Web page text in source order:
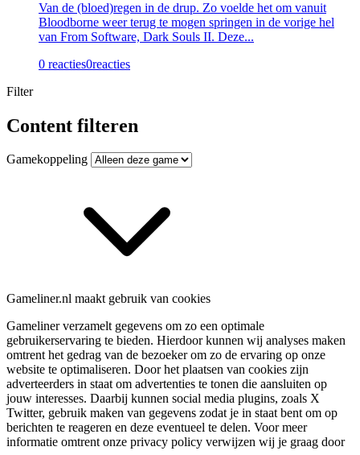
Van de (bloed)regen in de drup. Zo voelde het om vanuit
Bloodborne weer terug te mogen springen in de vorige hel
van From Software, Dark Souls II. Deze...
0 reacties0reacties
Filter
Content filteren
Gamekoppeling
Gameliner.nl maakt gebruik van cookies
Gameliner verzamelt gegevens om zo een optimale
gebruikerservaring te bieden. Hierdoor kunnen wij analyses maken
omtrent het gedrag van de bezoeker om zo de ervaring op onze
website te optimaliseren. Door het plaatsen van cookies zijn
adverteerders in staat om advertenties te tonen die aansluiten op
jouw interesses. Daarbij kunnen social media plugins, zoals X
Twitter, gebruik maken van gegevens zodat je in staat bent om op
berichten te reageren en deze eventueel te delen. Voor meer
informatie omtrent onze privacy policy verwijzen wij je graag door